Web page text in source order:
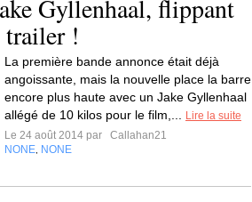
Gyllenhaal, flippant
trailer !
La première bande annonce était déjà
angoissante, mais la nouvelle place la barre
encore plus haute avec un Jake Gyllenhaal
allégé de 10 kilos pour le film,...
Lire la suite
Le 24 août 2014 par
Callahan21
NONE NONE